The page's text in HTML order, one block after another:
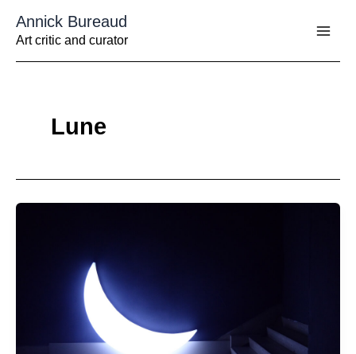
contenu
Annick Bureaud
Art critic and curator
Lune